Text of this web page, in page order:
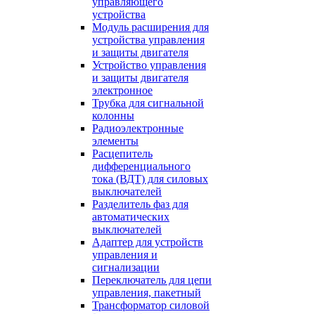
устройства
Модуль расширения для
устройства управления
и защиты двигателя
Устройство управления
и защиты двигателя
электронное
Трубка для сигнальной
колонны
Радиоэлектронные
элементы
Расцепитель
дифференциального
тока (ВДТ) для силовых
выключателей
Разделитель фаз для
автоматических
выключателей
Адаптер для устройств
управления и
сигнализации
Переключатель для цепи
управления, пакетный
Трансформатор силовой